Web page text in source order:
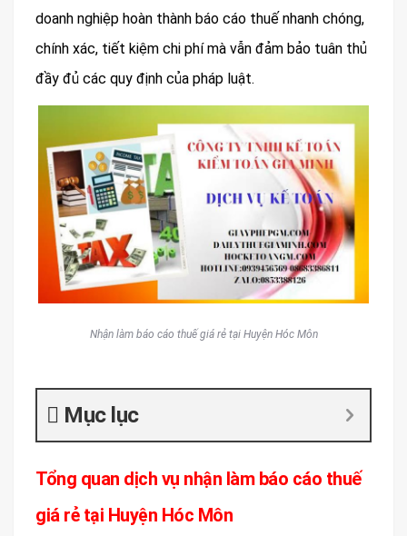
doanh nghiệp hoàn thành báo cáo thuế nhanh chóng,
chính xác, tiết kiệm chi phí mà vẫn đảm bảo tuân thủ
đầy đủ các quy định của pháp luật.
Nhận làm báo cáo thuế giá rẻ tại Huyện Hóc Môn
Mục lục
Tổng quan dịch vụ nhận làm báo cáo thuế
giá rẻ tại Huyện Hóc Môn